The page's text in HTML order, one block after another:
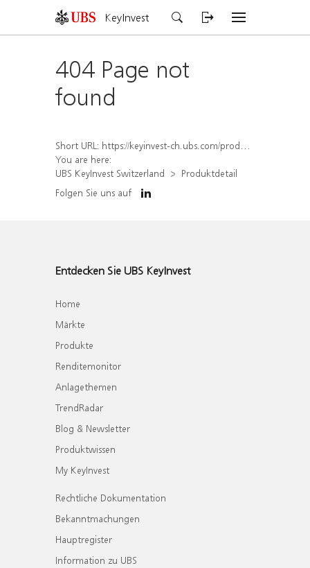
KeyInvest
404 Page not
found
Short URL: https://keyinvest-ch.ubs.com/produkt/detail/index/isin/CH1572297591
You are here:
UBS KeyInvest Switzerland
Produktdetail
Folgen Sie uns auf
Entdecken Sie UBS KeyInvest
Home
Märkte
Produkte
Renditemonitor
Anlagethemen
TrendRadar
Blog & Newsletter
Produktwissen
My KeyInvest
Rechtliche Dokumentation
Bekanntmachungen
Hauptregister
Information zu UBS